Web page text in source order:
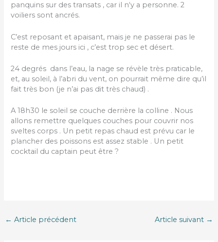
panquins sur des transats , car il n‘y a personne. 2
voiliers sont ancrés.
C’est reposant et apaisant, mais je ne passerai pas le
reste de mes jours ici , c’est trop sec et désert.
24 degrés dans l’eau, la nage se révèle très praticable,
et, au soleil, à l’abri du vent, on pourrait même dire qu’il
fait très bon (je n’ai pas dit très chaud) .
A 18h30 le soleil se couche derrière la colline . Nous
allons remettre quelques couches pour couvrir nos
sveltes corps . Un petit repas chaud est prévu car le
plancher des poissons est assez stable . Un petit
cocktail du captain peut être ?
← Article précédent Article suivant →